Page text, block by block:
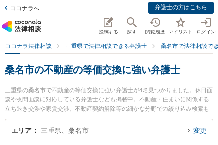
ココナラへ 弁護士の方はこちら
投稿する 探す 閲覧履歴 マイリスト ログイン
ココナラ法律相談 三重県で法律相談できる弁護士 桑名市で法律相談で
桑名市の不動産の等価交換に強い弁護士
三重県の桑名市で不動産の等価交換に強い弁護士が4名見つかりました。休日面
談や夜間面談に対応している弁護士なども掲載中。不動産・住まいに関係する
立ち退き交渉や家賃交渉、不動産契約解除等の細かな分野での絞り込み検索も
でき便利です。特に弁護士法人関・岸田・中村法律事務所 桑名オフィスの岸田
哲弁護士や伊勢湾総合法律事務所の松井 太一弁護士、梅村・長谷川法律事務所
エリア 三重県、桑名市 変更